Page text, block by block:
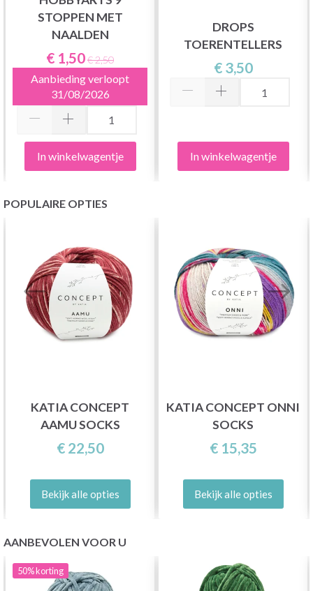
STOPPEN MET
NAALDEN
€ 1,50€ 2,50
Aanbieding verloopt
31/08/2026
In winkelwagentje
DROPS
TOERENTELLERS
€ 3,50
In winkelwagentje
POPULAIRE OPTIES
KATIA CONCEPT
AAMU SOCKS
€ 22,50
Bekijk alle opties
KATIA CONCEPT ONNI
SOCKS
€ 15,35
Bekijk alle opties
AANBEVOLEN VOOR U
50%korting